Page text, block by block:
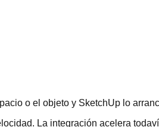
o el objeto y SketchUp lo
La integración acelera